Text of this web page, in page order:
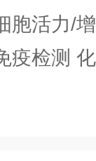
胞活力/
疫检测